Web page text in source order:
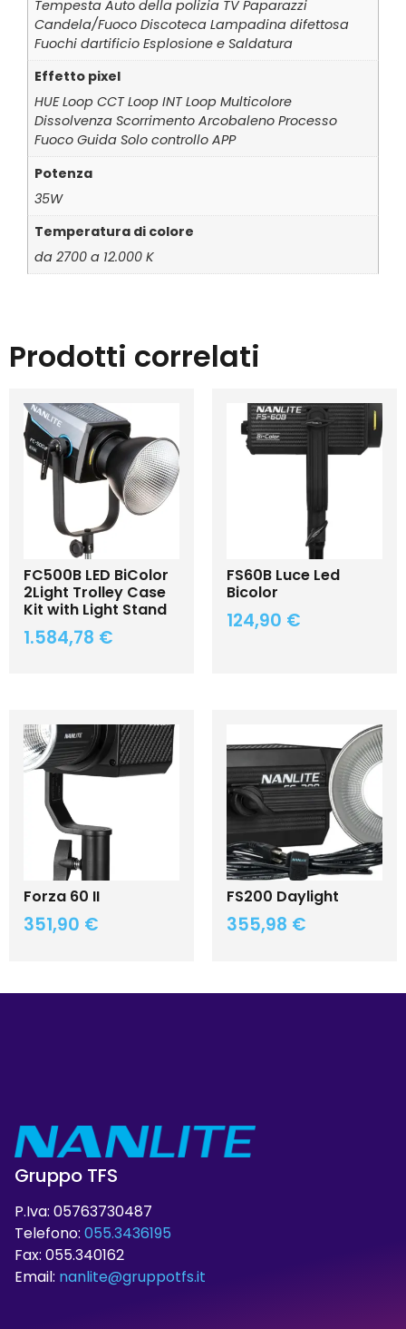
Tempesta Auto della polizia TV Paparazzi
Candela/Fuoco Discoteca Lampadina difettosa
Fuochi dartificio Esplosione e Saldatura
Effetto pixel
HUE Loop CCT Loop INT Loop Multicolore
Dissolvenza Scorrimento Arcobaleno Processo
Fuoco Guida Solo controllo APP
Potenza
35W
Temperatura di colore
da 2700 a 12.000 K
Prodotti correlati
FC500B LED BiColor
2Light Trolley Case
Kit with Light Stand
1.584,78 €
FS60B Luce Led
Bicolor
124,90 €
Forza 60 II
351,90 €
FS200 Daylight
355,98 €
Gruppo TFS
P.Iva: 05763730487
Telefono: 055.3436195
Fax: 055.340162
Email: nanlite@gruppotfs.it